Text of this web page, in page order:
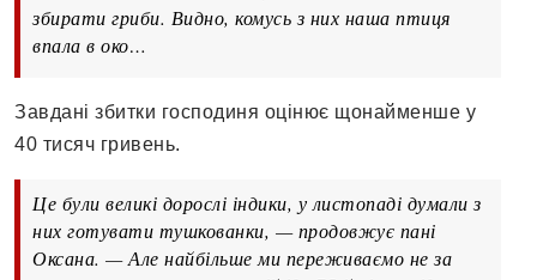
збирати гриби. Видно, комусь з них наша птиця
впала в око…
Завдані збитки господиня оцінює щонайменше у
40 тисяч гривень.
Це були великі дорослі індики, у листопаді думали з
них готувати тушкованки, — продовжує пані
Оксана. — Але найбільше ми переживаємо не за